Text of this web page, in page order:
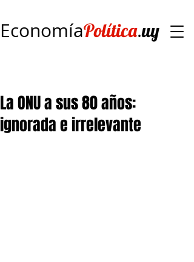
EconomíaPolítica.uy
La ONU a sus 80 años:
ignorada e irrelevante